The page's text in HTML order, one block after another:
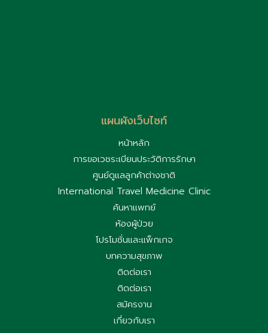
แผนผังเว็บไซท์
หน้าหลัก
การขอเวชระเบียนประวัติการรักษา
ศูนย์ดูแลลูกค้าต่างชาติ
International Travel Medicine Clinic
ค้นหาแพทย์
ห้องผู้ป่วย
โปรโมชั่นและแพ็กเกจ
บทความสุขภาพ
ติดต่อเรา
ติดต่อเรา
สมัครงาน
เกี่ยวกับเรา